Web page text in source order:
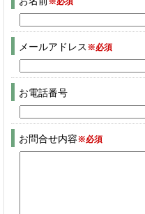
メールアドレス ※必須
お電話番号
お問合せ内容※必須